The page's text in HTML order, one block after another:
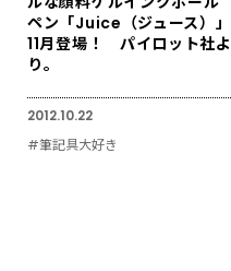
ペン「Juice（ジュース）」
11月登場！ パイロット社よ
り。
2012.10.22
#筆記具大好き